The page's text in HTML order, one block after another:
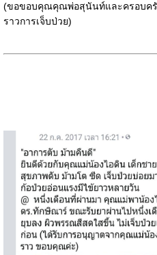
(ขอขอบคุณคุณพ่อสุนันท์และครอบครั
ราวการเจ็บป่วย)